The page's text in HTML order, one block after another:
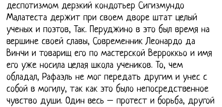
деспотизмом дерзкий кондотьер Сигизмундо
Малатеста держит при своем дворе штат целый
ученых и поэтов, Так. Перуджино в это был время на
вершине своей славы, Современник Леонардо да
Винчи и товарищ его по мастерской Верроккьо и имя
его уже носила целая школа учеников. То, чем
обладал, Рафаэль не мог передать другим и унес с
собой в могилу, так как это было непосредственное
чувство души. Один весь – протест и борьба, другой